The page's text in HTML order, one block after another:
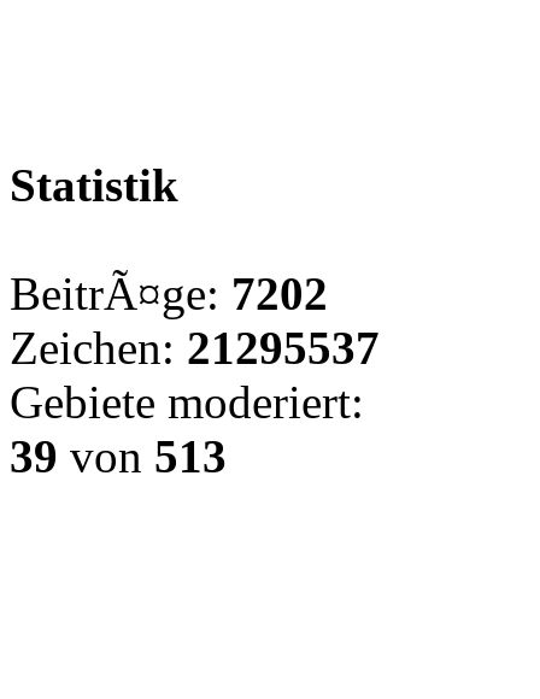
Statistik
BeitrÃ¤ge: 7202
Zeichen: 21295537
Gebiete moderiert:
39 von 513